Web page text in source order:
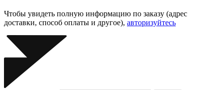
Чтобы увидеть полную информацию по заказу (адрес
доставки, способ оплаты и другое), авторизуйтесь